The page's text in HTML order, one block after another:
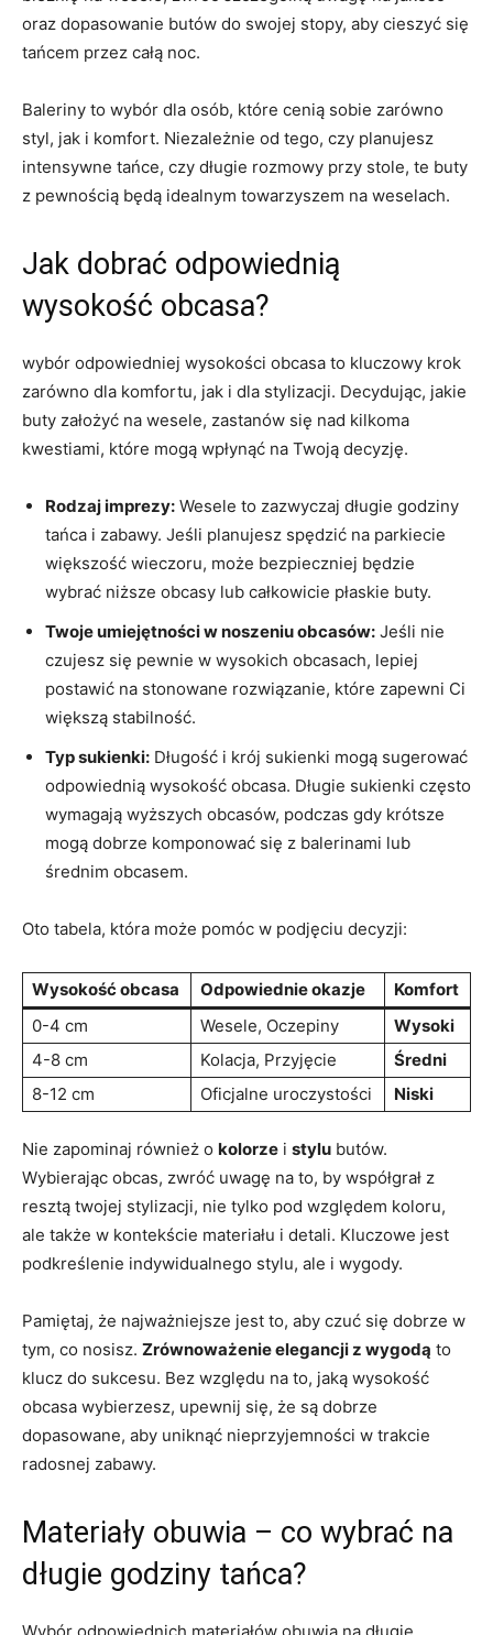
oraz dopasowanie butów do swojej stopy, aby cieszyć się
tańcem przez całą noc.
Baleriny to wybór dla osób, które cenią sobie zarówno
styl, jak i komfort. Niezależnie od tego, czy planujesz
intensywne tańce, czy długie rozmowy przy stole, te buty
z pewnością będą idealnym towarzyszem na weselach.
Jak dobrać odpowiednią
wysokość obcasa?
wybór odpowiedniej wysokości obcasa to kluczowy krok
zarówno dla komfortu, jak i dla stylizacji. Decydując, jakie
buty założyć na wesele, zastanów się nad kilkoma
kwestiami, które mogą wpłynąć na Twoją decyzję.
Rodzaj imprezy: Wesele to zazwyczaj długie godziny
tańca i zabawy. Jeśli planujesz spędzić na parkiecie
większość wieczoru, może bezpieczniej będzie
wybrać niższe obcasy lub całkowicie płaskie buty.
Twoje umiejętności w noszeniu obcasów: Jeśli nie
czujesz się pewnie w wysokich obcasach, lepiej
postawić na stonowane rozwiązanie, które zapewni Ci
większą stabilność.
Typ sukienki: Długość i krój sukienki mogą sugerować
odpowiednią wysokość obcasa. Długie sukienki często
wymagają wyższych obcasów, podczas gdy krótsze
mogą dobrze komponować się z balerinami lub
średnim obcasem.
Oto tabela, która może pomóc w podjęciu decyzji:
Wysokość obcasa Odpowiednie okazje
Komfort
0-4 cm
Wesele, Oczepiny
Wysoki
4-8 cm
Kolacja, Przyjęcie
Średni
8-12 cm
Oficjalne uroczystości Niski
Nie zapominaj również o kolorze i stylu butów.
Wybierając obcas, zwróć uwagę na to, by współgrał z
resztą twojej stylizacji, nie tylko pod względem koloru,
ale także w kontekście materiału i detali. Kluczowe jest
podkreślenie indywidualnego stylu, ale i wygody.
Pamiętaj, że najważniejsze jest to, aby czuć się dobrze w
tym, co nosisz. Zrównoważenie elegancji z wygodą to
klucz do sukcesu. Bez względu na to, jaką wysokość
obcasa wybierzesz, upewnij się, że są dobrze
dopasowane, aby uniknąć nieprzyjemności w trakcie
radosnej zabawy.
Materiały obuwia – co wybrać na
długie godziny tańca?